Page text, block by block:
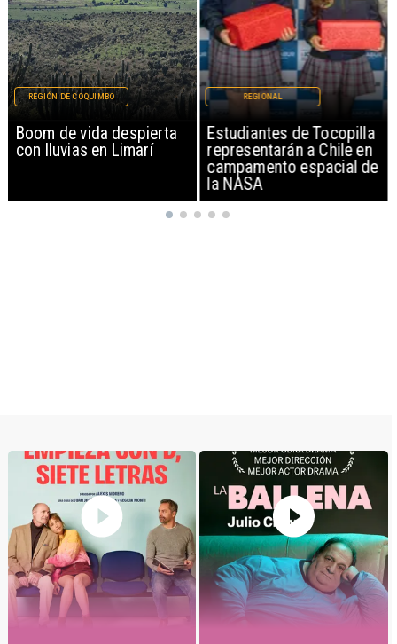
Boom de vida despierta
con lluvias en Limarí
REGIÓN DE COQUIMBO
Estudiantes de Tocopilla
representarán a Chile en
campamento espacial de
la NASA
REGIONAL